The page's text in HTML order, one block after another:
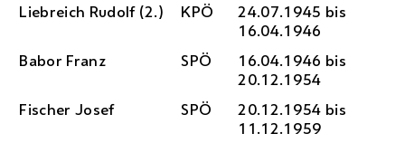
Liebreich Rudolf (2.)
KPÖ
24.07.1945 bis
16.04.1946
Babor Franz
SPÖ
16.04.1946 bis
20.12.1954
Fischer Josef
SPÖ
20.12.1954 bis
11.12.1959